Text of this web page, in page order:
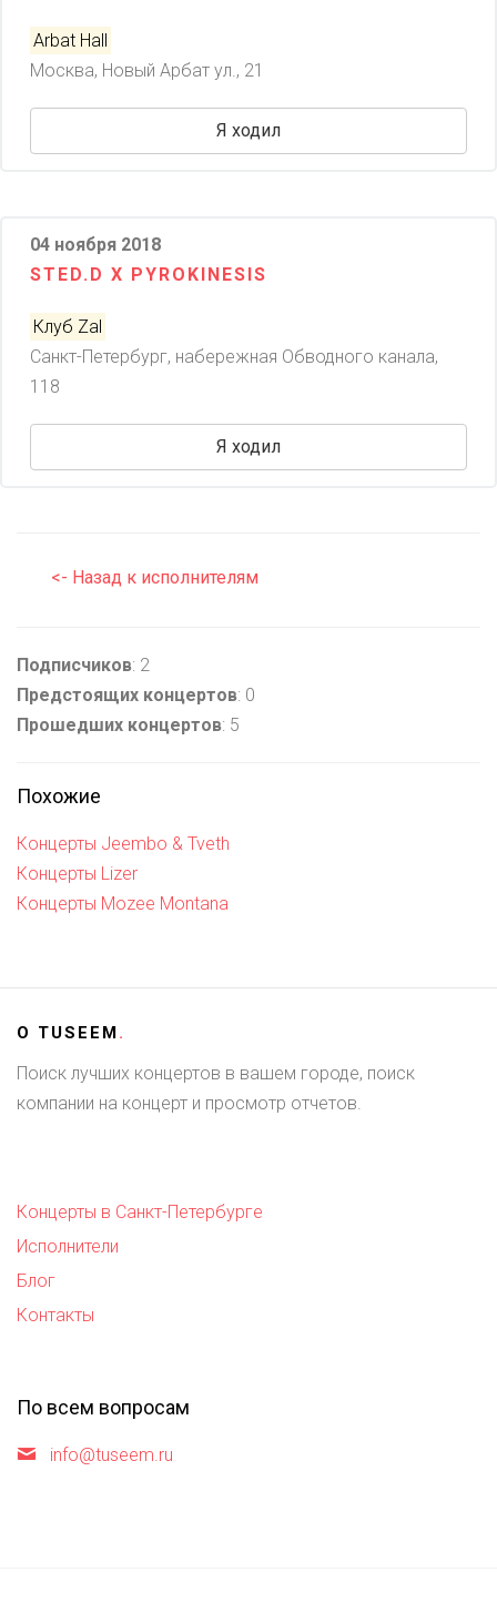
Arbat Hall
Москва, Новый Арбат ул., 21
Я ходил
04 ноября 2018
STED.D X PYROKINESIS
Клуб Zal
Санкт-Петербург, набережная Обводного канала,
118
Я ходил
<- Назад к исполнителям
Подписчиков: 2
Предстоящих концертов: 0
Прошедших концертов: 5
Похожие
Концерты Jeembo & Tveth
Концерты Lizer
Концерты Mozee Montana
О TUSEEM.
Поиск лучших концертов в вашем городе, поиск
компании на концерт и просмотр отчетов.
Концерты в Санкт-Петербурге
Исполнители
Блог
Контакты
По всем вопросам
info@tuseem.ru